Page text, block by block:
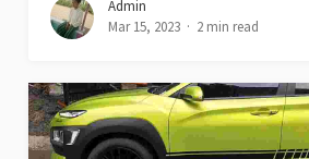
Admin
Mar 15, 2023
2 min read